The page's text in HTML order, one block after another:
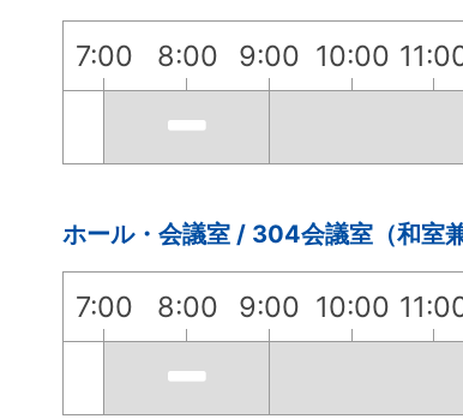
7:00 8:00 9:00 10:00
ホール・会議室 / 304会議室（和室兼
7:00 8:00 9:00 10:00